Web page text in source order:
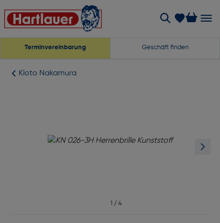
Terminvereinbarung Geschäft finden
Kioto Nakamura
1 / 4